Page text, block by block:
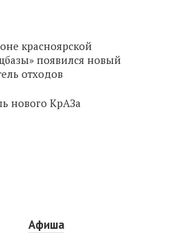
красноярской
появился новый
отходов
нового КрАЗа
Афиша